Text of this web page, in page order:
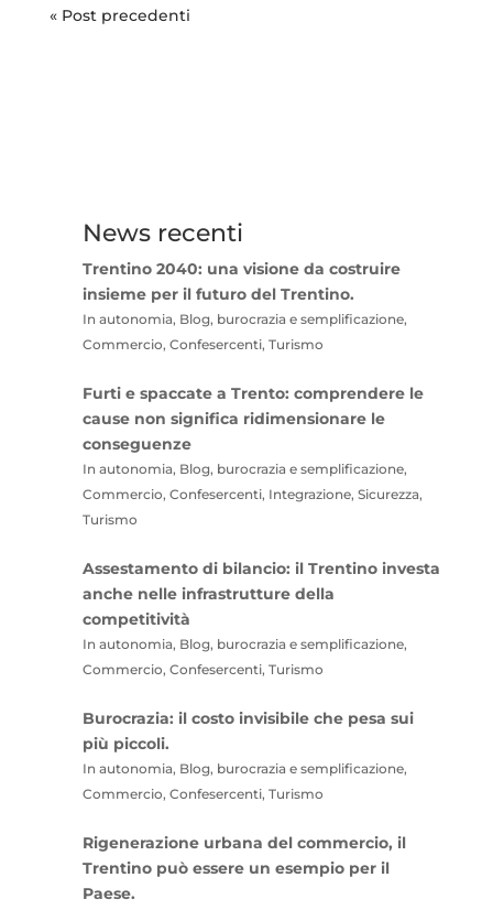
« Post precedenti
News recenti
Trentino 2040: una visione da costruire
insieme per il futuro del Trentino.
In autonomia, Blog, burocrazia e semplificazione,
Commercio, Confesercenti, Turismo
Furti e spaccate a Trento: comprendere le
cause non significa ridimensionare le
conseguenze
In autonomia, Blog, burocrazia e semplificazione,
Commercio, Confesercenti, Integrazione, Sicurezza,
Turismo
Assestamento di bilancio: il Trentino investa
anche nelle infrastrutture della
competitività
In autonomia, Blog, burocrazia e semplificazione,
Commercio, Confesercenti, Turismo
Burocrazia: il costo invisibile che pesa sui
più piccoli.
In autonomia, Blog, burocrazia e semplificazione,
Commercio, Confesercenti, Turismo
Rigenerazione urbana del commercio, il
Trentino può essere un esempio per il
Paese.